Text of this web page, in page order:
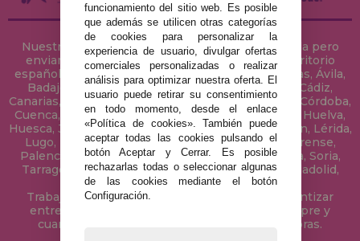
Nuestra tienda de puzzles está ubicada en Sevilla pero
enviamos tus puzzles a cualquier ciudad del territorio
español: Álava, Albacete, Alicante, Almería, Asturias, Ávila,
Badajoz, Baleares, Barcelona, Burgos, Cáceres, Cádiz,
Canarias, Cantabria, Castellón, Ceuta, Ciudad Real, Córdoba,
Cuenca, Gerona, Granada, Guadalajara, Guipúzcoa, Huelva,
Huesca, Jaén, La Coruña, La Rioja, Las Palmas, Leon, Lérida,
Lugo, Madrid, Málaga, Melilla, Murcia, Navarra, Orense,
Palencia, Pontevedra, Salamanca, Segovia, Sevilla, Soria,
Tarragona, Tenerife, Teruel, Toledo, Valencia, Valladolid,
Vizcaya, Zamora y Zaragoza.
Trabajamos con Stocks permanentes para garantizar
entregas rápidas en territorio peninsular, siempre y
cuando el pedido se realice antes de las 18 horas.
funcionamiento del sitio web. Es posible
que además se utilicen otras categorías
de cookies para personalizar la
experiencia de usuario, divulgar ofertas
comerciales personalizadas o realizar
análisis para optimizar nuestra oferta. El
usuario puede retirar su consentimiento
en todo momento, desde el enlace
«Política de cookies». También puede
aceptar todas las cookies pulsando el
botón Aceptar y Cerrar. Es posible
rechazarlas todas o seleccionar algunas
de las cookies mediante el botón
Configuración.